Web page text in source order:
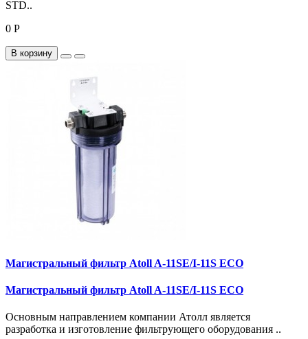
STD..
0 Р
В корзину
Магистральный фильтр Atoll A-11SE/I-11S ECO
Магистральный фильтр Atoll A-11SE/I-11S ECO
Основным направлением компании Атолл является
разработка и изготовление фильтрующего оборудования ..